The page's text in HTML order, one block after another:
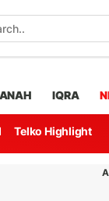
IQRA
Telko Highlight